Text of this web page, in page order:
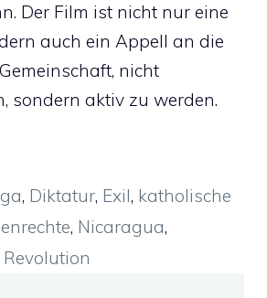
Der Film ist nicht nur eine
auch ein Appell an die
nicht
sondern aktiv zu werden.
, Diktatur, Exil, katholische
, Nicaragua,